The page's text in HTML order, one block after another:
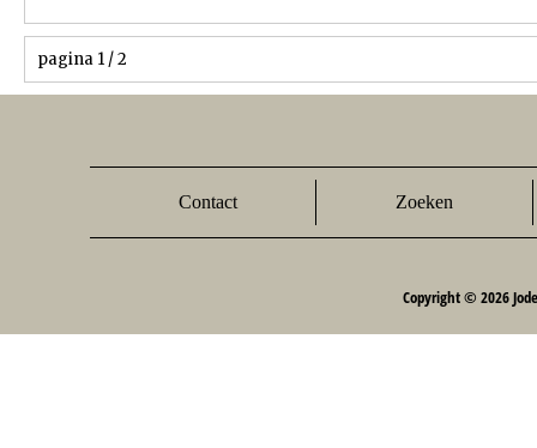
pagina 1 / 2
Contact Zoeken
Copyright © 2026